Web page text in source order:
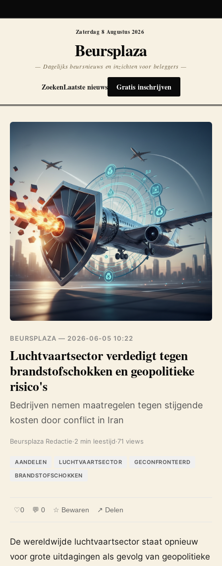
Zaterdag 8 Augustus 2026
Beursplaza
— Dagelijks beursnieuws en inzichten voor beleggers —
ZoekenLaatste nieuws Gratis inschrijven
BEURSPLAZA — 2026-06-05 10:22
Luchtvaartsector verdedigt tegen
brandstofschokken en geopolitieke
risico's
Bedrijven nemen maatregelen tegen stijgende
kosten door conflict in Iran
Beursplaza Redactie·2 min leestijd·71 views
AANDELEN LUCHTVAARTSECTOR
GECONFRONTEERD
BRANDSTOFSCHOKKEN
♡0 💬 0 ☆ Bewaren ↗ Delen
De wereldwijde luchtvaartsector staat opnieuw
voor grote uitdagingen als gevolg van geopolitieke